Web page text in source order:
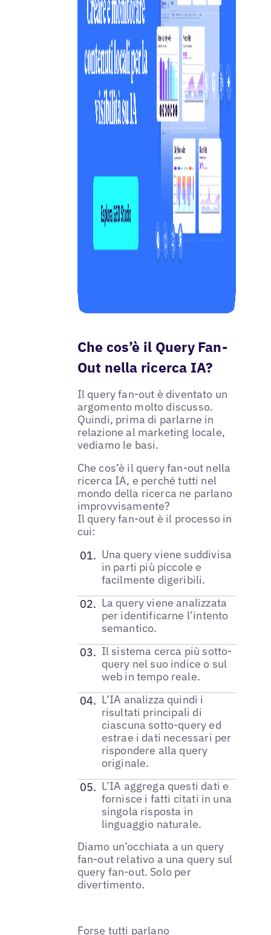
Che cos’è il Query Fan-
Out nella ricerca IA?
Il query fan-out è diventato un
argomento molto discusso.
Quindi, prima di parlarne in
relazione al marketing locale,
vediamo le basi.
Che cos’è il query fan-out nella
ricerca IA, e perché tutti nel
mondo della ricerca ne parlano
improvvisamente?
Il query fan-out è il processo in
cui:
Una query viene suddivisa
in parti più piccole e
facilmente digeribili.
La query viene analizzata
per identificarne l’intento
semantico.
Il sistema cerca più sotto-
query nel suo indice o sul
web in tempo reale.
L’IA analizza quindi i
risultati principali di
ciascuna sotto-query ed
estrae i dati necessari per
rispondere alla query
originale.
L’IA aggrega questi dati e
fornisce i fatti citati in una
singola risposta in
linguaggio naturale.
Diamo un’occhiata a un query
fan-out relativo a una query sul
query fan-out. Solo per
divertimento.
Forse tutti parlano